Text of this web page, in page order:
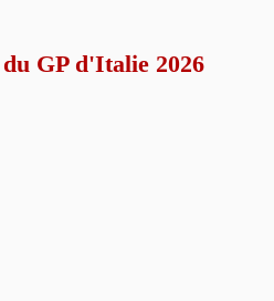
GP d'Italie 2026